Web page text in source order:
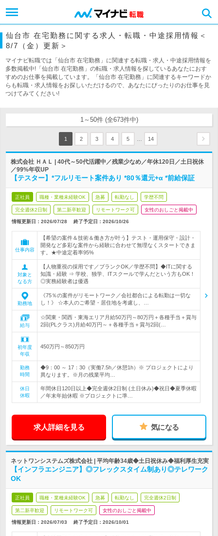
仙台市 在宅勤務に関する求人・転職・中途採用情報＜
8/7（金）更新＞
マイナビ転職では「仙台市 在宅勤務」に関連する転職・求人・中途採用情報を
多数掲載中!「仙台市 在宅勤務」の転職・求人情報を探しているあなたにおす
すめのお仕事を掲載しています。「仙台市 在宅勤務」に関連するキーワードか
らも転職・求人情報をお探しいただけるので、あなたにぴったりのお仕事を見
つけてみてください!
1～50件 (全673件中)
1 2 3 4 5 14
株式会社 ＨＡＬ | 40代～50代活躍中／残業少なめ／年休120日／土日祝休
／99%年収UP
【テスター】*フルリモート案件あり *80％還元+α *前給保証
正社員 職種・業種未経験OK 急募 転勤なし 学歴不問
完全週休2日制 第二新卒歓迎 リモートワーク可 女性のおしごと掲載中
情報更新日：2026/07/28 終了予定日： 2026/10/26
仕事内容
【希望の案件＆技術＆働き方が叶う】テスト・運用保守・設計・
開発など多彩な案件から経験に合わせて無理なくスタートできま
す。★中途定着率95%
対象と
なる方
【人物重視の採用です／ブランクOK／学歴不問】◆ITに関する
知識・経験 ⇒ 学校、独学、ITスクールで学んだという方もOK！
◎実務経験者は優遇
勤務地
《75％の案件がリモートワーク／会社都合による転勤は一切な
し！》 ☆本人のご希望・居住地を考慮し、…
給与
☆関東・関西・東海エリア月給50万円～80万円＋各種手当＋賞与
2回(PLクラス)月給40万円～＋各種手当＋賞与2回(…
初年度
年収
450万円～850万円
勤務
時間
◆9：00 ～ 17：30（実働7.5h／休憩1h）※ プロジェクトにより
異なります。※月の残業平均…
休日
休暇
年間休日120日以上◆完全週休2日制 (土日休み)◆祝日◆夏季休暇
／年末年始休暇 ※プロジェクトに準…
求人詳細を見る 気になる
ネットワンシステムズ株式会社 | 平均年齢34歳◆土日祝休み◆福利厚生充実
【インフラエンジニア】◎フレックスタイム制あり◎テレワーク
OK
正社員 職種・業種未経験OK 急募 転勤なし 完全週休2日制
第二新卒歓迎 リモートワーク可 女性のおしごと掲載中
情報更新日：2026/07/03 終了予定日： 2026/10/01